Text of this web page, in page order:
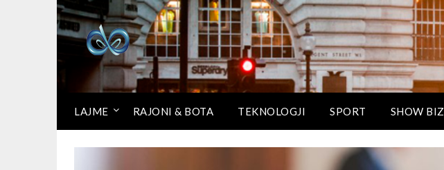
LAJME RAJONI & BOTA TEKNOLOGJI SPORT SHOW BIZ